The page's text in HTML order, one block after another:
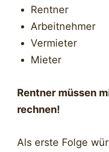
Rentner
Arbeitnehmer
Vermieter
Mieter
Rentner müssen
rechnen!
Als erste Folge